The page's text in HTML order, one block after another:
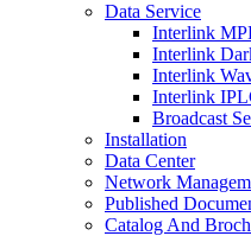
Data Service
Interlink
Interlink
Interlink
Interlink
Broadcast
Installation
Data Center
Network
Published
Catalog And